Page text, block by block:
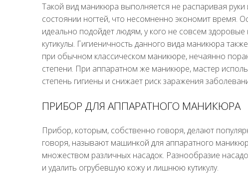
Такой вид маникюра выполняется не распаривая руки
состоянии ногтей, что несомненно экономит время.
идеально подойдет людям, у кого не совсем
кутикулы. Гигиеничность данного вида маникюра
при обычном классическом маникюре, нечаянно
степени. При аппаратном же маникюре, мастер
степень гигиены и снижает риск заражения
ПРИБОР ДЛЯ АППАРАТНОГО МАНИКЮРА
Прибор, которым, собственно говоря, делают
говоря, называют машинкой для аппаратного
множеством различных насадок. Разнообразие
и удалить огрубевшую кожу и лишнюю кутикулу.